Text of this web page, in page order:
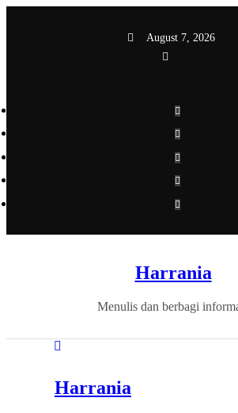
August 7, 2026
Harrania
Menulis dan berbagi
Harrania